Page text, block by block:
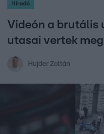
Híradó
Videón a brutális
utasai vertek
Hujder Zoltán